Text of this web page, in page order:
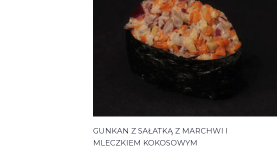
GUNKAN Z SAŁATKĄ Z MARCHWI I
MLECZKIEM KOKOSOWYM